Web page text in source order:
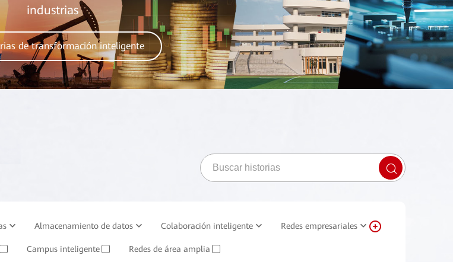
industrias
de transformación inteligente
Almacenamiento de datos Colaboración inteligente Redes empresariales
Sistemas de gestión Huawei Cloud
Campus inteligente Redes de área amplia